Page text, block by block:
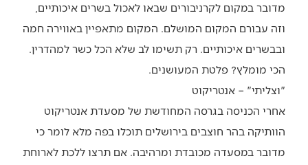
מדובר במקום לקרניבורים שבאו לאכול בשרים איכותיים,
וזה עבורם המקום המושלם. המקום מתאפיין באווירה חמה
ובבשרים איכותיים. רק תשימו לב שלא הכל כשר למהדרין.
הכי מומלץ? פלטת המעושנים.
"וצליתי" – אנטריקוט
אחרי הכניסה בגרסה המחודשת של מסעדת אנטריקוט
הוותיקה בהר חוצבים בירושלים תוכלו בפה מלא לומר כי
מדובר במסעדה מכובדת ומרהיבה. אם תרצו ללכת לארוחת